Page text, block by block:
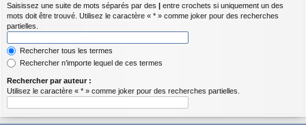
Saisissez une suite de mots séparés par des | entre crochets si uniquement un des
mots doit être trouvé. Utilisez le caractère « * » comme joker pour des recherches
partielles.
Rechercher tous les termes
Rechercher n’importe lequel de ces termes
Rechercher par auteur :
Utilisez le caractère « * » comme joker pour des recherches partielles.